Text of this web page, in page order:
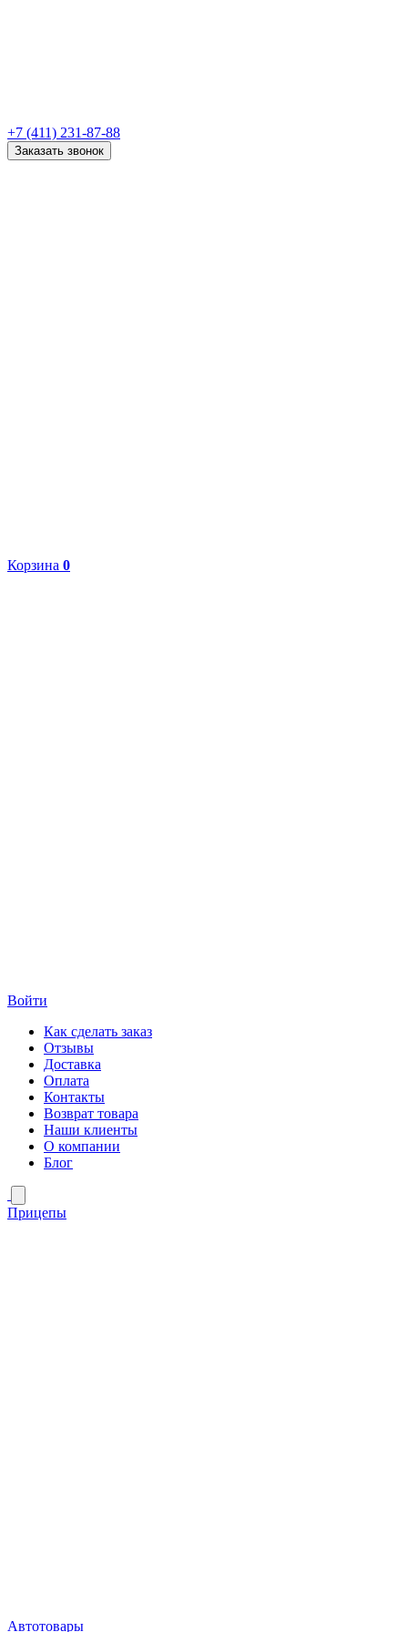
+7 (411) 231-87-88
Заказать звонок
Корзина 0
Войти
Как сделать заказ
Отзывы
Доставка
Оплата
Контакты
Возврат товара
Наши клиенты
О компании
Блог
Прицепы
Автотовары